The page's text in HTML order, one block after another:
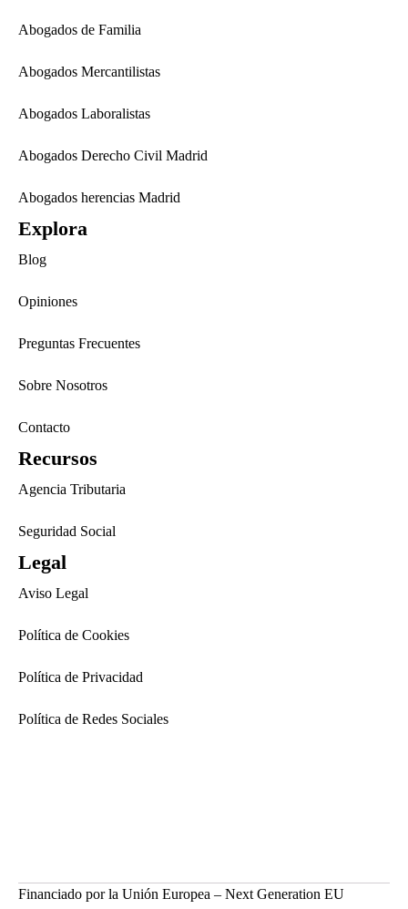
Abogados de Familia
Abogados Mercantilistas
Abogados Laboralistas
Abogados Derecho Civil Madrid
Abogados herencias Madrid
Explora
Blog
Opiniones
Preguntas Frecuentes
Sobre Nosotros
Contacto
Recursos
Agencia Tributaria
Seguridad Social
Legal
Aviso Legal
Política de Cookies
Política de Privacidad
Política de Redes Sociales
Financiado por la Unión Europea – Next Generation EU